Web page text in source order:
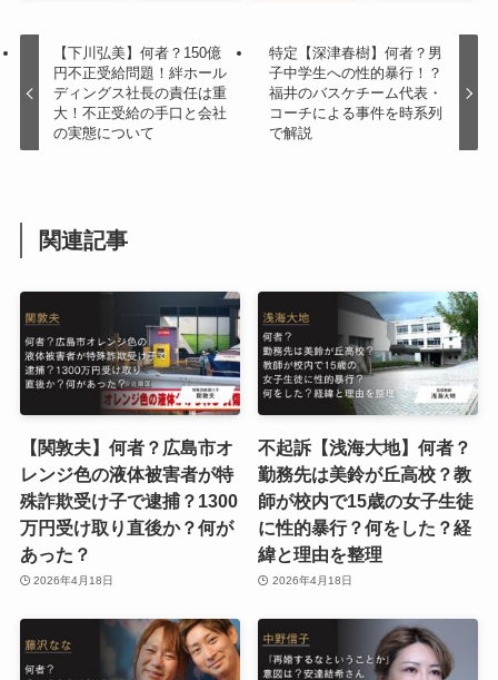
【下川弘美】何者？150億
円不正受給問題！絆ホール
ディングス社長の責任は重
大！不正受給の手口と会社
の実態について
特定【深津春樹】何者？男
子中学生への性的暴行！？
福井のバスケチーム代表・
コーチによる事件を時系列
で解説
関連記事
【関敦夫】何者？広島市オ
レンジ色の液体被害者が特
殊詐欺受け子で逮捕？1300
万円受け取り直後か？何が
あった？
2026年4月18日
不起訴【浅海大地】何者？
勤務先は美鈴が丘高校？教
師が校内で15歳の女子生徒
に性的暴行？何をした？経
緯と理由を整理
2026年4月18日